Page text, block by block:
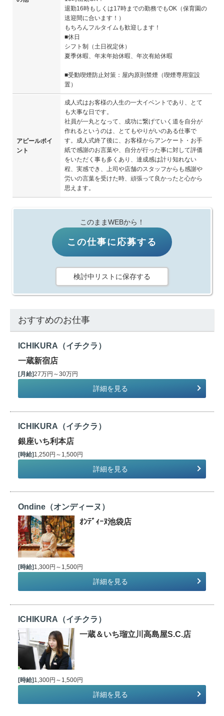
退勤16時もしくは17時までの勤務でもOK（保育園の
送迎間に合います！）
もちろんフルタイムも歓迎します！
■休日
シフト制（土日祝定休）
夏季休暇、年末年始休暇、年次有給休暇
■受動喫煙防止対策：屋内原則禁煙（喫煙専用室設
置）
アピールポイ
ント
成人式はお客様の人生の一大イベントであり、とて
も大事な日です。
社員が一丸となって、成功に繋げていく道を自分が
作れるというのは、とてもやりがいのある仕事で
す。成人式終了後に、お客様からアンケート・お手
紙で感謝のお言葉や、自分が行った事に対して評価
をいただく事も多くあり、達成感は計り知れない
程、実感でき、上司や店舗のスタッフからも感謝や
労いの言葉を受けた時、頑張って良かったと心から
思えます。
このままWEBから！
この仕事に応募する
検討中リストに保存する
おすすめのお仕事
ICHIKURA（イチクラ）
一蔵新宿店
[月給]27万円～30万円
詳細を見る
ICHIKURA（イチクラ）
銀座いち利本店
[時給] 1,250円～1,500円
詳細を見る
Ondine（オンディーヌ）
ｵﾝﾃﾞｨｰﾇ池袋店
[時給] 1,300円～1,500円
詳細を見る
ICHIKURA（イチクラ）
一蔵＆いち瑠立川高島屋S.C.店
[時給]1,300円～1,500円
詳細を見る